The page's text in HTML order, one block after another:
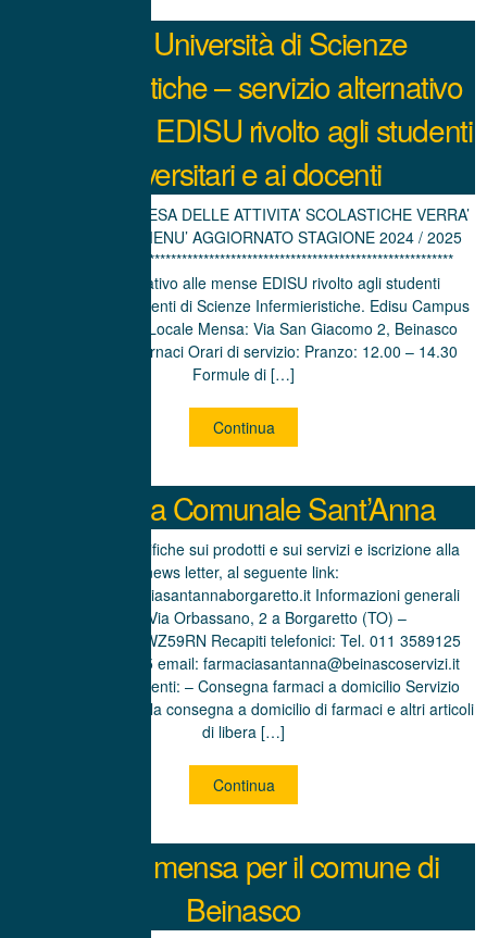
Sede Università di Scienze
Infermieristiche – servizio alternativo
alle mense EDISU rivolto agli studenti
universitari e ai docenti
MENU’ ALLA RIPRESA DELLE ATTIVITA’ SCOLASTICHE VERRA’
PUBBLICATO IL MENU’ AGGIORNATO STAGIONE 2024 / 2025
*****************************************************************************
Servizio alternativo alle mense EDISU rivolto agli studenti
universitari e ai docenti di Scienze Infermieristiche. Edisu Campus
Piemonte NEWS Locale Mensa: Via San Giacomo 2, Beinasco
(TO) – località Fornaci Orari di servizio: Pranzo: 12.00 – 14.30
Formule di […]
Continua
Farmacia Comunale Sant’Anna
Informazioni specifiche sui prodotti e sui servizi e iscrizione alla
news letter, al seguente link:
http://www.farmaciasantannaborgaretto.it Informazioni generali
Indirizzo: Via Orbassano, 2 a Borgaretto (TO) –
https://g.co/kgs/fWZ59RN Recapiti telefonici: Tel. 011 3589125
Fax. 011 3589035 email: farmaciasantanna@beinascoservizi.it
Servizi offerti ai clienti: – Consegna farmaci a domicilio Servizio
“Pronto Salute” per la consegna a domicilio di farmaci e altri articoli
di libera […]
Continua
Servizio mensa per il comune di
Beinasco